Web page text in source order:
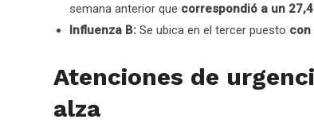
semana anterior que correspondió a un
Influenza B: Se ubica en el tercer puesto con
Atenciones de
alza